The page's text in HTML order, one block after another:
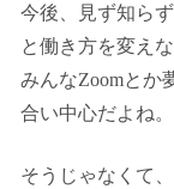
今後、見ず知ら
と働き方を変え
みんなZoomとか
合い中心だよね。
そうじゃなくて